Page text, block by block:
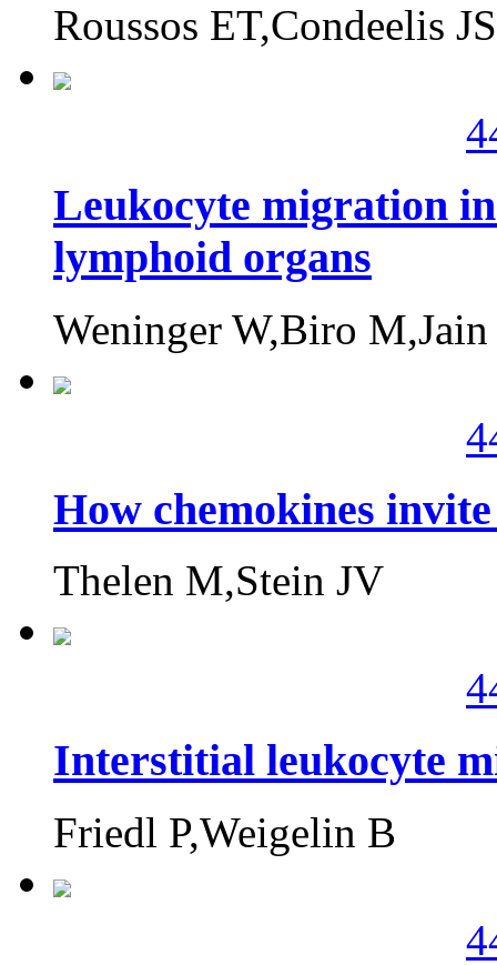
Roussos ET,Condeelis
Leukocyte migration
lymphoid organs
Weninger W,Biro
How chemokines
Thelen M,Stein JV
Interstitial leukocyte
Friedl P,Weigelin B